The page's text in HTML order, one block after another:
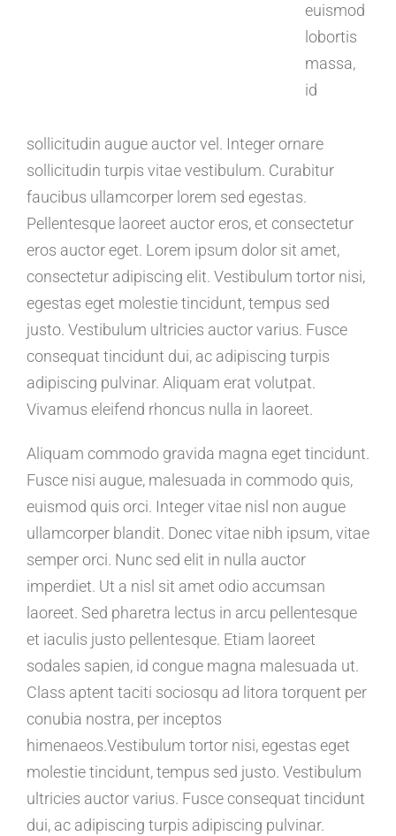
euismod
lobortis
massa,
id
sollicitudin augue auctor vel. Integer ornare
sollicitudin turpis vitae vestibulum. Curabitur
faucibus ullamcorper lorem sed egestas.
Pellentesque laoreet auctor eros, et consectetur
eros auctor eget. Lorem ipsum dolor sit amet,
consectetur adipiscing elit. Vestibulum tortor nisi,
egestas eget molestie tincidunt, tempus sed
justo. Vestibulum ultricies auctor varius. Fusce
consequat tincidunt dui, ac adipiscing turpis
adipiscing pulvinar. Aliquam erat volutpat.
Vivamus eleifend rhoncus nulla in laoreet.
Aliquam commodo gravida magna eget tincidunt.
Fusce nisi augue, malesuada in commodo quis,
euismod quis orci. Integer vitae nisl non augue
ullamcorper blandit. Donec vitae nibh ipsum, vitae
semper orci. Nunc sed elit in nulla auctor
imperdiet. Ut a nisl sit amet odio accumsan
laoreet. Sed pharetra lectus in arcu pellentesque
et iaculis justo pellentesque. Etiam laoreet
sodales sapien, id congue magna malesuada ut.
Class aptent taciti sociosqu ad litora torquent per
conubia nostra, per inceptos
himenaeos.Vestibulum tortor nisi, egestas eget
molestie tincidunt, tempus sed justo. Vestibulum
ultricies auctor varius. Fusce consequat tincidunt
dui, ac adipiscing turpis adipiscing pulvinar.